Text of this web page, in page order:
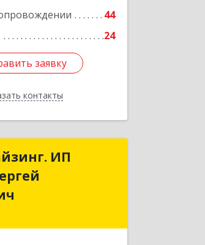
44
24
заявку
контакты
заявку
Назад
ИП
ИП
Гладнев Сергей